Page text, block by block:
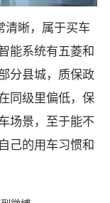
清晰，属于买车
能系统有五菱和
分县城，质保政
同级里偏低，保
场景，至于能不
己的用车习惯和